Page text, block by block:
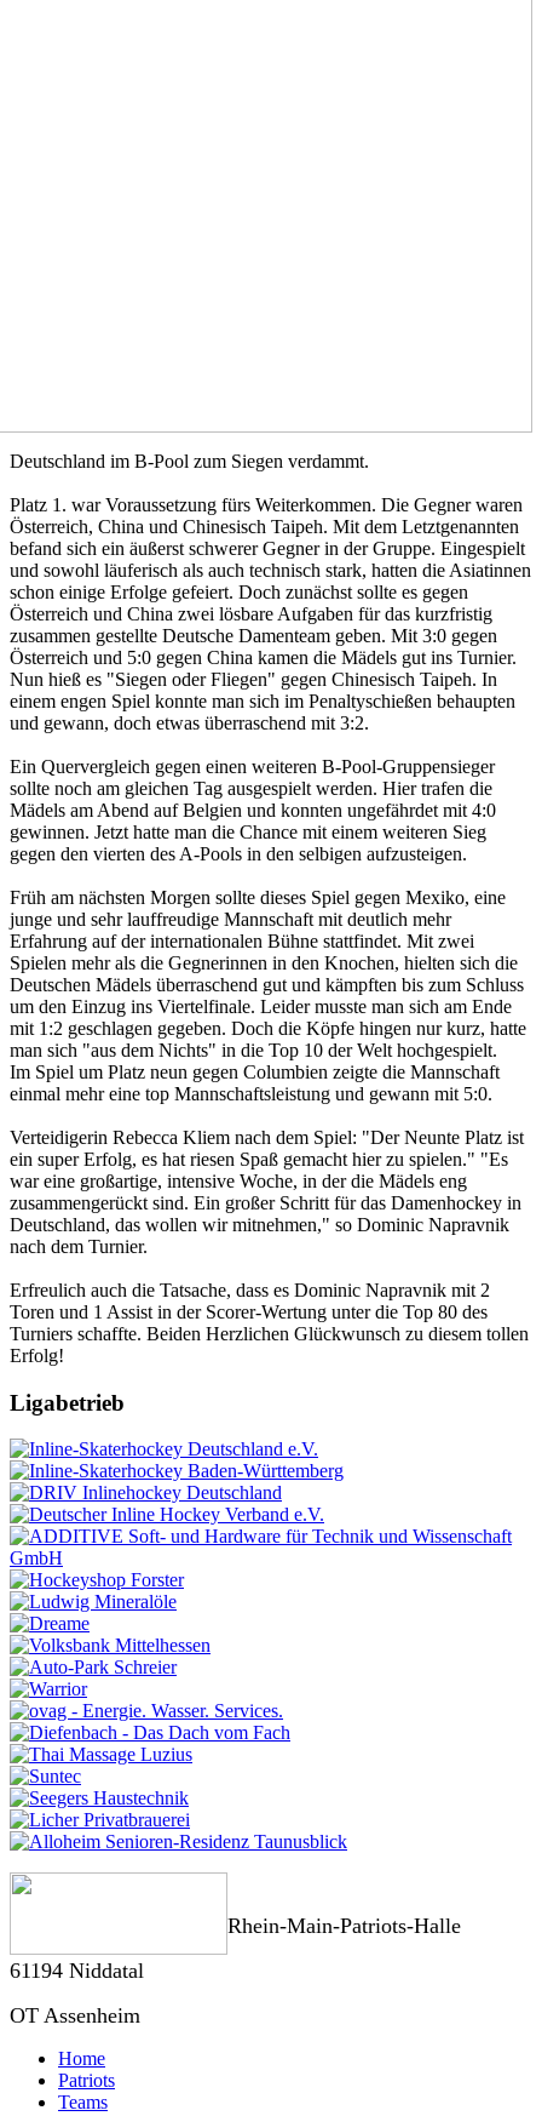
Deutschland im B-Pool zum Siegen verdammt.
Platz 1. war Voraussetzung fürs Weiterkommen. Die Gegner waren
Österreich, China und Chinesisch Taipeh. Mit dem Letztgenannten
befand sich ein äußerst schwerer Gegner in der Gruppe. Eingespielt
und sowohl läuferisch als auch technisch stark, hatten die Asiatinnen
schon einige Erfolge gefeiert. Doch zunächst sollte es gegen
Österreich und China zwei lösbare Aufgaben für das kurzfristig
zusammen gestellte Deutsche Damenteam geben. Mit 3:0 gegen
Österreich und 5:0 gegen China kamen die Mädels gut ins Turnier.
Nun hieß es "Siegen oder Fliegen" gegen Chinesisch Taipeh. In
einem engen Spiel konnte man sich im Penaltyschießen behaupten
und gewann, doch etwas überraschend mit 3:2.
Ein Quervergleich gegen einen weiteren B-Pool-Gruppensieger
sollte noch am gleichen Tag ausgespielt werden. Hier trafen die
Mädels am Abend auf Belgien und konnten ungefährdet mit 4:0
gewinnen. Jetzt hatte man die Chance mit einem weiteren Sieg
gegen den vierten des A-Pools in den selbigen aufzusteigen.
Früh am nächsten Morgen sollte dieses Spiel gegen Mexiko, eine
junge und sehr lauffreudige Mannschaft mit deutlich mehr
Erfahrung auf der internationalen Bühne stattfindet. Mit zwei
Spielen mehr als die Gegnerinnen in den Knochen, hielten sich die
Deutschen Mädels überraschend gut und kämpften bis zum Schluss
um den Einzug ins Viertelfinale. Leider musste man sich am Ende
mit 1:2 geschlagen gegeben. Doch die Köpfe hingen nur kurz, hatte
man sich "aus dem Nichts" in die Top 10 der Welt hochgespielt.
Im Spiel um Platz neun gegen Columbien zeigte die Mannschaft
einmal mehr eine top Mannschaftsleistung und gewann mit 5:0.
Verteidigerin Rebecca Kliem nach dem Spiel: "Der Neunte Platz ist
ein super Erfolg, es hat riesen Spaß gemacht hier zu spielen." "Es
war eine großartige, intensive Woche, in der die Mädels eng
zusammengerückt sind. Ein großer Schritt für das Damenhockey in
Deutschland, das wollen wir mitnehmen," so Dominic Napravnik
nach dem Turnier.
Erfreulich auch die Tatsache, dass es Dominic Napravnik mit 2
Toren und 1 Assist in der Scorer-Wertung unter die Top 80 des
Turniers schaffte. Beiden Herzlichen Glückwunsch zu diesem tollen
Erfolg!
Ligabetrieb
Rhein-Main-Patriots-Halle
61194 Niddatal
OT Assenheim
Home
Patriots
Teams